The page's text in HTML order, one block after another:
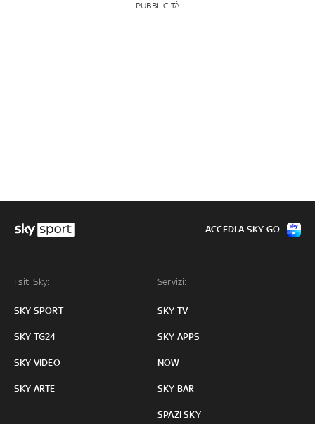
PUBBLICITÀ
I siti Sky:
SKY SPORT
SKY TG24
SKY VIDEO
SKY ARTE
Servizi:
SKY TV
SKY APPS
NOW
SKY BAR
SPAZI SKY
ACCEDI A SKY GO